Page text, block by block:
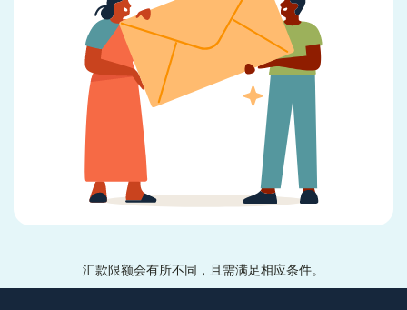
汇款限额会有所不同，且需满足相应条件。